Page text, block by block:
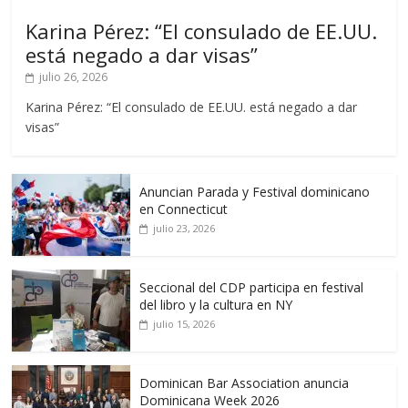
Karina Pérez: “El consulado de EE.UU.
está negado a dar visas”
julio 26, 2026
Karina Pérez: “El consulado de EE.UU. está negado a dar
visas”
Anuncian Parada y Festival dominicano
en Connecticut
julio 23, 2026
Seccional del CDP participa en festival
del libro y la cultura en NY
julio 15, 2026
Dominican Bar Association anuncia
Dominicana Week 2026